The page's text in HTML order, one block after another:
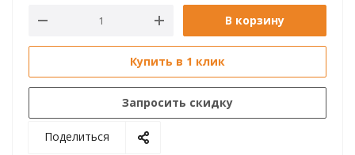
В корзину
Купить в 1 клик
Запросить скидку
Поделиться